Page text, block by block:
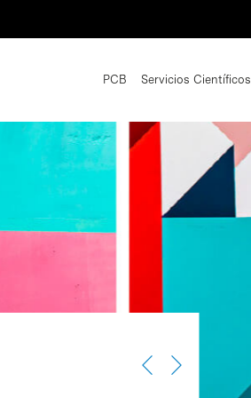
PCB Servicios Científicos